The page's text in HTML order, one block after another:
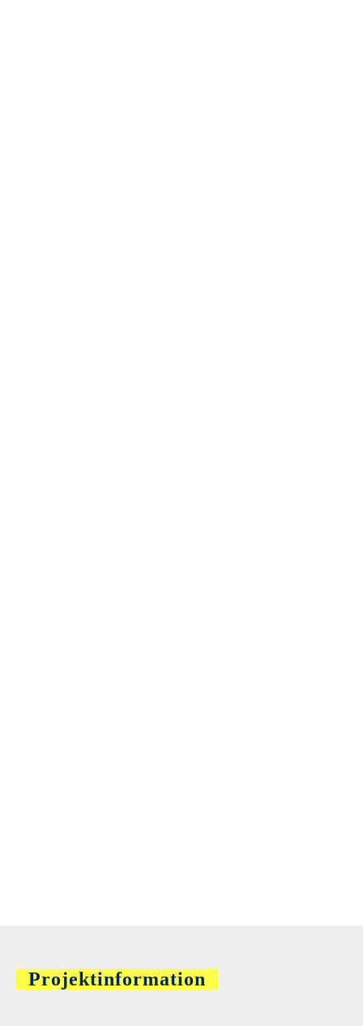
Projektinformation